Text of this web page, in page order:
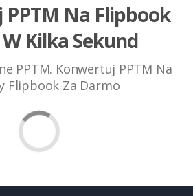
Na Flipbook
Kilka Sekund
PPTM. Konwertuj PPTM Na
Flipbook Za Darmo